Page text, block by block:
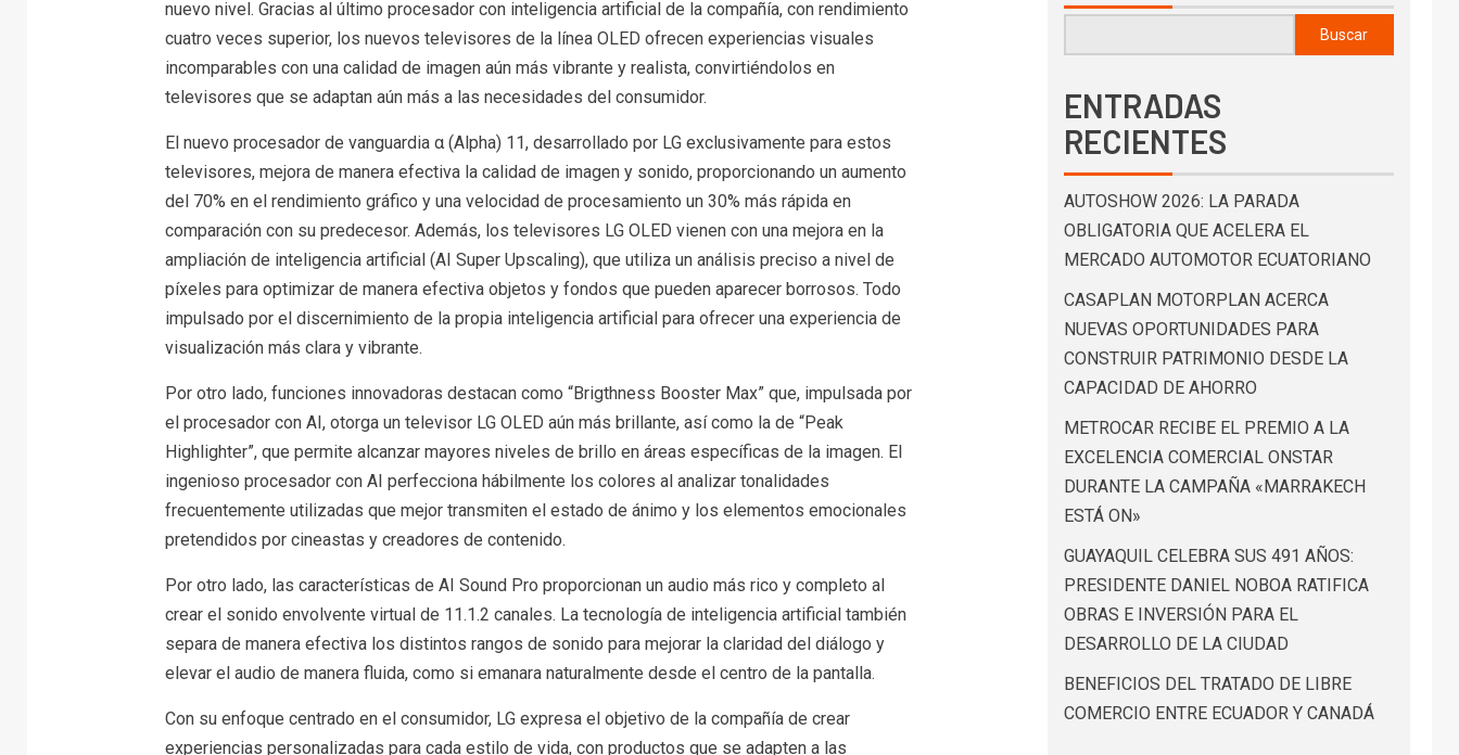
nuevo nivel. Gracias al último procesador con inteligencia artificial de la compañía, con rendimiento
cuatro veces superior, los nuevos televisores de la línea OLED ofrecen experiencias visuales
incomparables con una calidad de imagen aún más vibrante y realista, convirtiéndolos en
televisores que se adaptan aún más a las necesidades del consumidor.
El nuevo procesador de vanguardia α (Alpha) 11, desarrollado por LG exclusivamente para estos
televisores, mejora de manera efectiva la calidad de imagen y sonido, proporcionando un aumento
del 70% en el rendimiento gráfico y una velocidad de procesamiento un 30% más rápida en
comparación con su predecesor. Además, los televisores LG OLED vienen con una mejora en la
ampliación de inteligencia artificial (AI Super Upscaling), que utiliza un análisis preciso a nivel de
píxeles para optimizar de manera efectiva objetos y fondos que pueden aparecer borrosos. Todo
impulsado por el discernimiento de la propia inteligencia artificial para ofrecer una experiencia de
visualización más clara y vibrante.
Por otro lado, funciones innovadoras destacan como “Brigthness Booster Max” que, impulsada por
el procesador con AI, otorga un televisor LG OLED aún más brillante, así como la de “Peak
Highlighter”, que permite alcanzar mayores niveles de brillo en áreas específicas de la imagen. El
ingenioso procesador con AI perfecciona hábilmente los colores al analizar tonalidades
frecuentemente utilizadas que mejor transmiten el estado de ánimo y los elementos emocionales
pretendidos por cineastas y creadores de contenido.
Por otro lado, las características de AI Sound Pro proporcionan un audio más rico y completo al
crear el sonido envolvente virtual de 11.1.2 canales. La tecnología de inteligencia artificial también
separa de manera efectiva los distintos rangos de sonido para mejorar la claridad del diálogo y
elevar el audio de manera fluida, como si emanara naturalmente desde el centro de la pantalla.
Con su enfoque centrado en el consumidor, LG expresa el objetivo de la compañía de crear
experiencias personalizadas para cada estilo de vida, con productos que se adapten a las
Buscar
ENTRADAS
RECIENTES
AUTOSHOW 2026: LA PARADA
OBLIGATORIA QUE ACELERA EL
MERCADO AUTOMOTOR ECUATORIANO
CASAPLAN MOTORPLAN ACERCA
NUEVAS OPORTUNIDADES PARA
CONSTRUIR PATRIMONIO DESDE LA
CAPACIDAD DE AHORRO
METROCAR RECIBE EL PREMIO A LA
EXCELENCIA COMERCIAL ONSTAR
DURANTE LA CAMPAÑA «MARRAKECH
ESTÁ ON»
GUAYAQUIL CELEBRA SUS 491 AÑOS:
PRESIDENTE DANIEL NOBOA RATIFICA
OBRAS E INVERSIÓN PARA EL
DESARROLLO DE LA CIUDAD
BENEFICIOS DEL TRATADO DE LIBRE
COMERCIO ENTRE ECUADOR Y CANADÁ